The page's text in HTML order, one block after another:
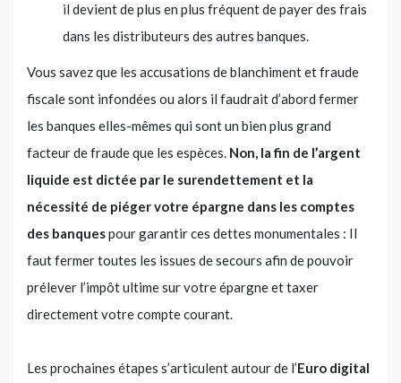
il devient de plus en plus fréquent de payer des frais
dans les distributeurs des autres banques.
Vous savez que les accusations de blanchiment et fraude
fiscale sont infondées ou alors il faudrait d’abord fermer
les banques elles-mêmes qui sont un bien plus grand
facteur de fraude que les espèces. Non, la fin de l’argent
liquide est dictée par le surendettement et la
nécessité de piéger votre épargne dans les comptes
des banquespour garantir ces dettes monumentales : Il
faut fermer toutes les issues de secours afin de pouvoir
prélever l’impôt ultime sur votre épargne et taxer
directement votre compte courant.
Les prochaines étapes s’articulent autour de l’Euro digital